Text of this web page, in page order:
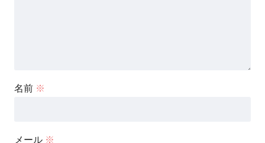
名前 ※
メール ※